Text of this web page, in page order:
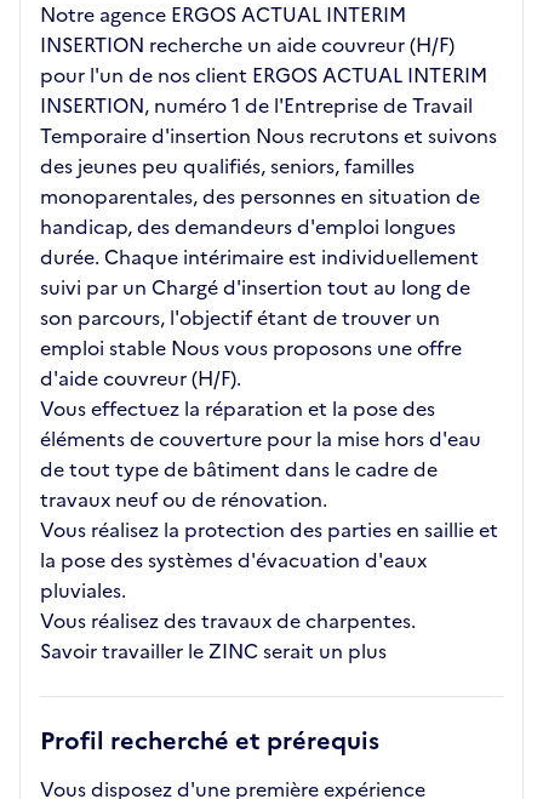
Notre agence ERGOS ACTUAL INTERIM
INSERTION recherche un aide couvreur (H/F)
pour l'un de nos client ERGOS ACTUAL INTERIM
INSERTION, numéro 1 de l'Entreprise de Travail
Temporaire d'insertion Nous recrutons et suivons
des jeunes peu qualifiés, seniors, familles
monoparentales, des personnes en situation de
handicap, des demandeurs d'emploi longues
durée. Chaque intérimaire est individuellement
suivi par un Chargé d'insertion tout au long de
son parcours, l'objectif étant de trouver un
emploi stable Nous vous proposons une offre
d'aide couvreur (H/F).
Vous effectuez la réparation et la pose des
éléments de couverture pour la mise hors d'eau
de tout type de bâtiment dans le cadre de
travaux neuf ou de rénovation.
Vous réalisez la protection des parties en saillie et
la pose des systèmes d'évacuation d'eaux
pluviales.
Vous réalisez des travaux de charpentes.
Savoir travailler le ZINC serait un plus
Profil recherché et prérequis
Vous disposez d'une première expérience